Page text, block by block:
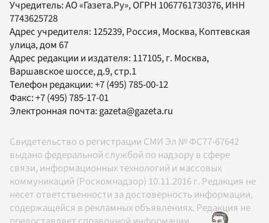
Учредитель:АО «Газета.Ру», ОГРН 1067761730376, ИНН
7743625728
Адрес учредителя: 125239, Россия, Москва, Коптевская
улица, дом 67
Адрес редакции и издателя: 117105, г. Москва,
Варшавское шоссе, д.9, стр.1
Телефон редакции:+7 (495) 785-00-12
Факс:+7 (495) 785-17-01
Электронная почта:gazeta@gazeta.ru
Свидетельство о регистрации СМИ Эл № ФС77-67642
выдано федеральной службой по надзору в сфере
связи, информационных технологий и массовых
коммуникаций (Роскомнадзор) 10.11.2016 г. Редакция не
несет ответственности за достоверность информации,
содержащейся в рекламных объявлениях. Редакция не